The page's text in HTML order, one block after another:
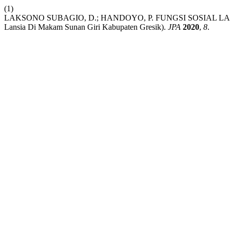
(1)
LAKSONO SUBAGIO, D.; HANDOYO, P. FUNGSI SOSIAL
Lansia Di Makam Sunan Giri Kabupaten Gresik). JPA 2020, 8.